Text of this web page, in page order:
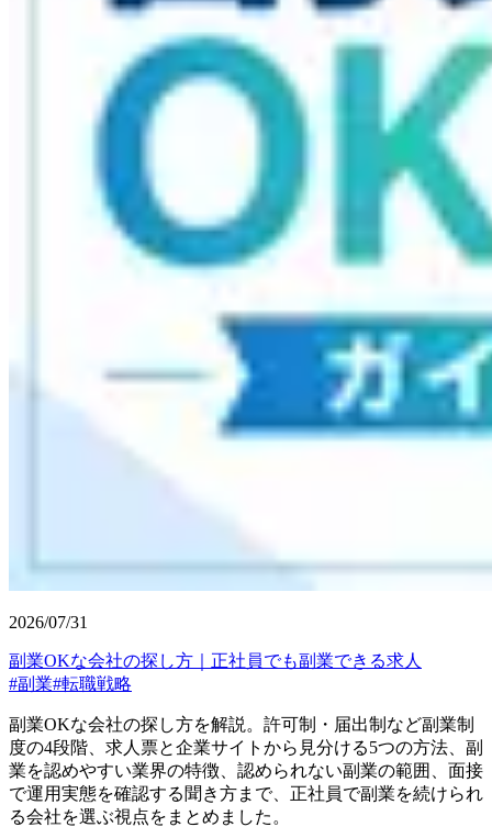
2026/07/31
副業OKな会社の探し方｜正社員でも副業できる求人
#副業#転職戦略
副業OKな会社の探し方を解説。許可制・届出制など副業制
度の4段階、求人票と企業サイトから見分ける5つの方法、副
業を認めやすい業界の特徴、認められない副業の範囲、面接
で運用実態を確認する聞き方まで、正社員で副業を続けられ
る会社を選ぶ視点をまとめました。